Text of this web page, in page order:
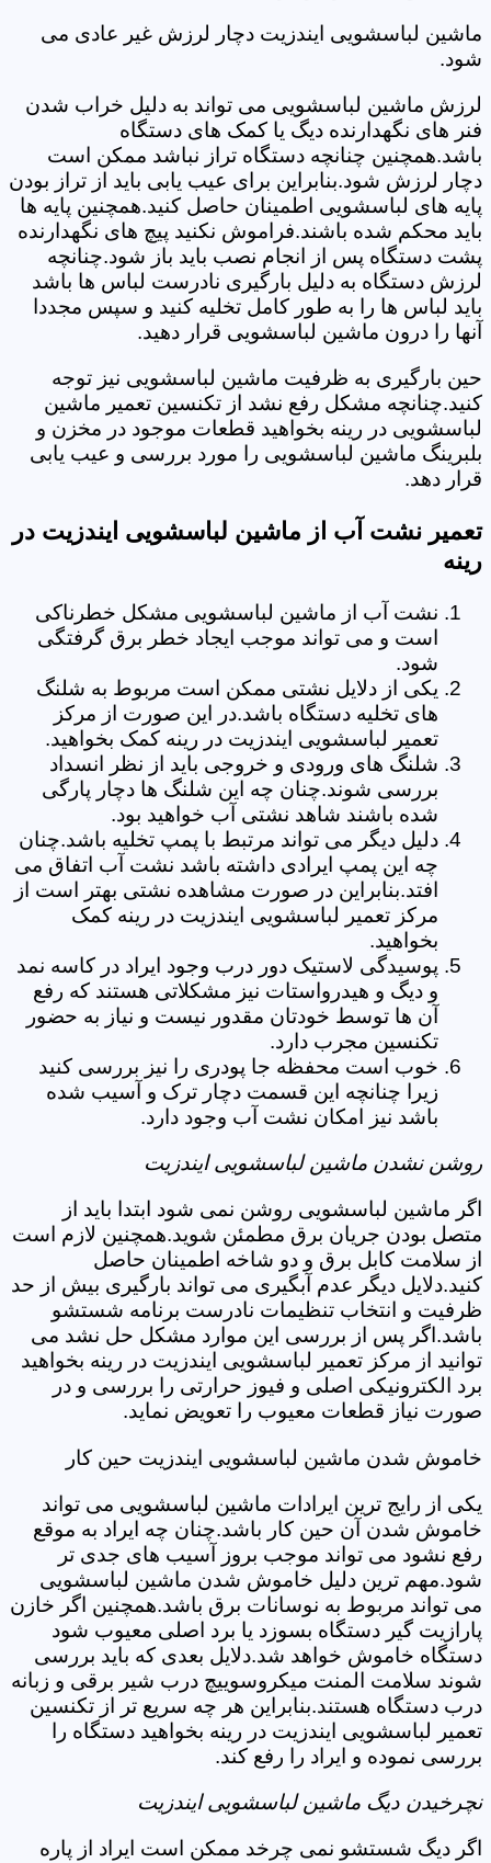
ماشین لباسشویی ایندزیت دچار لرزش غیر عادی می
شود.
لرزش ماشین لباسشویی می تواند به دلیل خراب شدن
فنر های نگهدارنده دیگ یا کمک های دستگاه
باشد.همچنین چنانچه دستگاه تراز نباشد ممکن است
دچار لرزش شود.بنابراین برای عیب یابی باید از تراز بودن
پایه های لباسشویی اطمینان حاصل کنید.همچنین پایه ها
باید محکم شده باشند.فراموش نکنید پیچ های نگهدارنده
پشت دستگاه پس از انجام نصب باید باز شود.چنانچه
لرزش دستگاه به دلیل بارگیری نادرست لباس ها باشد
باید لباس ها را به طور کامل تخلیه کنید و سپس مجددا
آنها را درون ماشین لباسشویی قرار دهید.
حین بارگیری به ظرفیت ماشین لباسشویی نیز توجه
کنید.چنانچه مشکل رفع نشد از تکنسین تعمیر ماشین
لباسشویی در رینه بخواهید قطعات موجود در مخزن و
بلبرینگ ماشین لباسشویی را مورد بررسی و عیب یابی
قرار دهد.
تعمیر نشت آب از ماشین لباسشویی ایندزیت در
رینه
نشت آب از ماشین لباسشویی مشکل خطرناکی
است و می تواند موجب ایجاد خطر برق گرفتگی
شود.
یکی از دلایل نشتی ممکن است مربوط به شلنگ
های تخلیه دستگاه باشد.در این صورت از مرکز
تعمیر لباسشویی ایندزیت در رینه کمک بخواهید.
شلنگ های ورودی و خروجی باید از نظر انسداد
بررسی شوند.چنان چه این شلنگ ها دچار پارگی
شده باشند شاهد نشتی آب خواهید بود.
دلیل دیگر می تواند مرتبط با پمپ تخلیه باشد.چنان
چه این پمپ ایرادی داشته باشد نشت آب اتفاق می
افتد.بنابراین در صورت مشاهده نشتی بهتر است از
مرکز تعمیر لباسشویی ایندزیت در رینه کمک
بخواهید.
پوسیدگی لاستیک دور درب وجود ایراد در کاسه نمد
و دیگ و هیدرواستات نیز مشکلاتی هستند که رفع
آن ها توسط خودتان مقدور نیست و نیاز به حضور
تکنسین مجرب دارد.
خوب است محفظه جا پودری را نیز بررسی کنید
زیرا چنانچه این قسمت دچار ترک و آسیب شده
باشد نیز امکان نشت آب وجود دارد.
روشن نشدن ماشین لباسشویی ایندزیت
اگر ماشین لباسشویی روشن نمی شود ابتدا باید از
متصل بودن جریان برق مطمئن شوید.همچنین لازم است
از سلامت کابل برق و دو شاخه اطمینان حاصل
کنید.دلایل دیگر عدم آبگیری می تواند بارگیری بیش از حد
ظرفیت و انتخاب تنظیمات نادرست برنامه شستشو
باشد.اگر پس از بررسی این موارد مشکل حل نشد می
توانید از مرکز تعمیر لباسشویی ایندزیت در رینه بخواهید
برد الکترونیکی اصلی و فیوز حرارتی را بررسی و در
صورت نیاز قطعات معیوب را تعویض نماید.
خاموش شدن ماشین لباسشویی ایندزیت حین کار
یکی از رایج ترین ایرادات ماشین لباسشویی می تواند
خاموش شدن آن حین کار باشد.چنان چه ایراد به موقع
رفع نشود می تواند موجب بروز آسیب های جدی تر
شود.مهم ترین دلیل خاموش شدن ماشین لباسشویی
می تواند مربوط به نوسانات برق باشد.همچنین اگر خازن
پارازیت گیر دستگاه بسوزد یا برد اصلی معیوب شود
دستگاه خاموش خواهد شد.دلایل بعدی که باید بررسی
شوند سلامت المنت میکروسوییچ درب شیر برقی و زبانه
درب دستگاه هستند.بنابراین هر چه سریع تر از تکنسین
تعمیر لباسشویی ایندزیت در رینه بخواهید دستگاه را
بررسی نموده و ایراد را رفع کند.
نچرخیدن دیگ ماشین لباسشویی ایندزیت
اگر دیگ شستشو نمی چرخد ممکن است ایراد از پاره